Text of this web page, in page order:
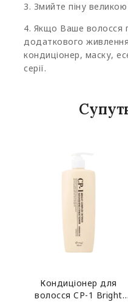
3. Змийте піну великою
4. Якщо Ваше волосся
додаткового
кондиціонер, маску,
серії.
Кондиціонер для
волосся CP-1 Bright